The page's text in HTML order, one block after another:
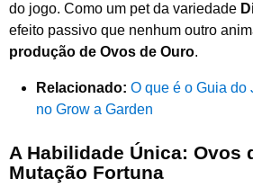
do jogo. Como um pet da variedade
efeito passivo que nenhum outro
produção de Ovos de Ouro.
Relacionado: O que é o Guia do
no Grow a Garden
A Habilidade Única: Ovos
Mutação Fortuna